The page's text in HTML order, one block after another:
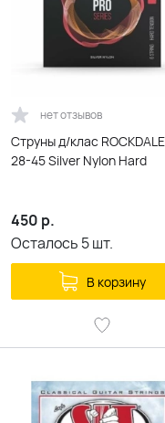
нет отзывов
Струны д/клас
28-45 Silver Nylon Hard
450 р.
Осталось 5шт.
В корзину